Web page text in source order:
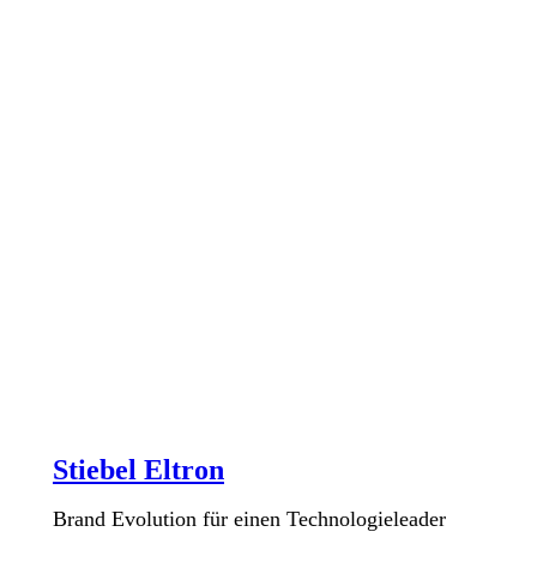
Stiebel Eltron
Brand Evolution für einen Technologieleader